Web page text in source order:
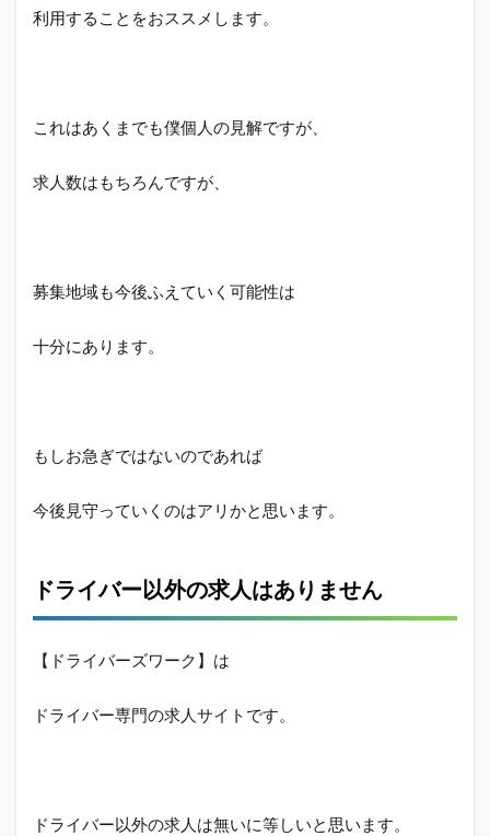
利用することをおススメします。
これはあくまでも僕個人の見解ですが、
求人数はもちろんですが、
募集地域も今後ふえていく可能性は
十分にあります。
もしお急ぎではないのであれば
今後見守っていくのはアリかと思います。
ドライバー以外の求人はありません
【ドライバーズワーク】は
ドライバー専門の求人サイトです。
ドライバー以外の求人は無いに等しいと思います。